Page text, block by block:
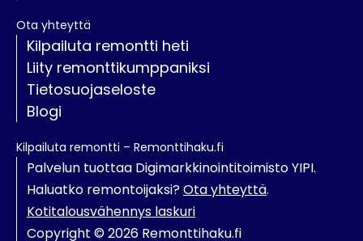
Ota yhteyttä
Kilpailuta remontti heti
Liity remonttikumppaniksi
Tietosuojaseloste
Blogi
Kilpailuta remontti – Remonttihaku.fi
Palvelun tuottaa Digimarkkinointitoimisto YIPI.
Haluatko remontoijaksi?Ota yhteyttä.
Kotitalousvähennys laskuri
Copyright © 2026 Remonttihaku.fi